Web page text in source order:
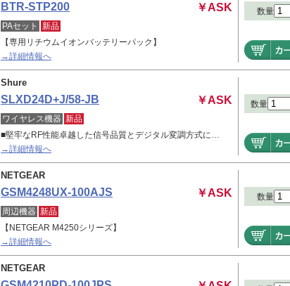
BTR-STP200 ￥ASK
PAセット
新品
【専用リチウムイオンバッテリーパック】
→詳細情報へ
数量
Shure
SLXD24D+J/58-JB ￥ASK
ワイヤレス機器 新品
■堅牢なRF性能卓越した信号品質とデジタル変調方式に…
→詳細情報へ
数量
NETGEAR
GSM4248UX-100AJS ￥ASK
周辺機器 新品
【NETGEAR M4250シリーズ】
→詳細情報へ
数量
NETGEAR